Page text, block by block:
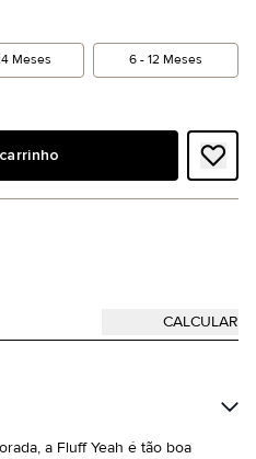
Meses 6 - 12 Meses
a Fluff Yeah é tão boa